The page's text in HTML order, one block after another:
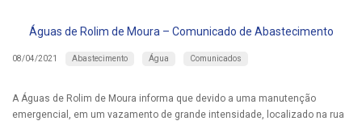
Águas de Rolim de Moura – Comunicado de Abastecimento
08/04/2021 Abastecimento Água Comunicados
A Águas de Rolim de Moura informa que devido a uma manutenção
emergencial, em um vazamento de grande intensidade, localizado na rua